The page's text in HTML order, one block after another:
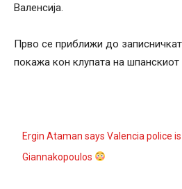
Валенсија.
Прво се приближи до
покажа кон клупата на шпанскиот
Ergin Ataman says Valencia police
Giannakopoulos